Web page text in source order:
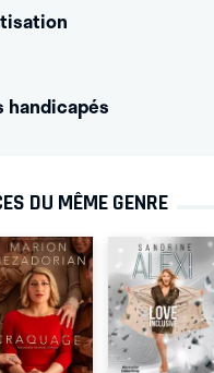
handicapés
DU MÊME GENRE